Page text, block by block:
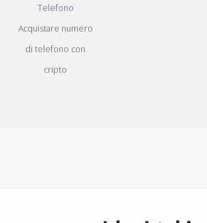
Telefono
Acquistare numero
di telefono con
cripto